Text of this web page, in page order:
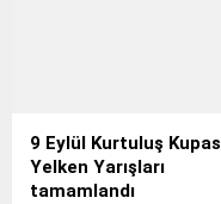
9 Eylül Kurtuluş
Yelken Yarışları
tamamlandı